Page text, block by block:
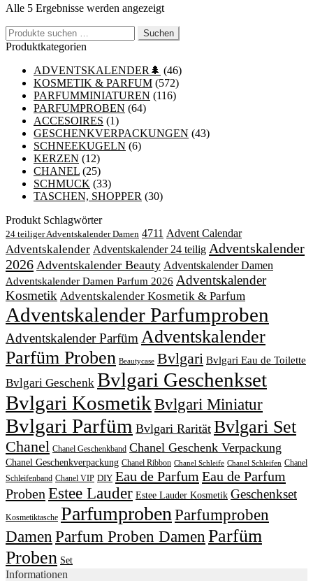
Alle 5 Ergebnisse werden angezeigtNach
sortiert
Suchen
nach:
Suchen
Produktkategorien
ADVENTSKALENDER🌲 (46)
KOSMETIK & PARFUM (572)
PARFUMMINIATUREN (116)
PARFUMPROBEN (64)
ACCESOIRES (1)
GESCHENKVERPACKUNGEN (43)
SCHNEEKUGELN (6)
KERZEN (12)
CHANEL (25)
SCHMUCK (33)
TASCHEN, SHOPPER (30)
Produkt Schlagwörter
24 teiliger Adventskalender Damen 4711 Advent Calendar
Adventskalender Adventskalender 24 teilig Adventskalender
2026 Adventskalender Beauty Adventskalender Damen
Adventskalender Damen Parfum 2026 Adventskalender
Kosmetik Adventskalender Kosmetik & Parfum
Adventskalender Parfumproben
Adventskalender Parfüm Adventskalender
Parfüm Proben Beautycase Bvlgari Bvlgari Eau de Toilette
Bvlgari Geschenk Bvlgari Geschenkset
Bvlgari KosmetikBvlgari Miniatur
Bvlgari Parfüm Bvlgari Rarität Bvlgari Set
Chanel Chanel Geschenkband Chanel Geschenk Verpackung
Chanel Geschenkverpackung Chanel Ribbon Chanel Schleife Chanel Schleifen Chanel
Schleifenband Chanel VIP DIY Eau de Parfum Eau de Parfum
Proben Estee Lauder Estee Lauder Kosmetik Geschenkset
Kosmetiktasche Parfumproben Parfumproben
Damen Parfum Proben Damen Parfüm
Proben Set
Informationen